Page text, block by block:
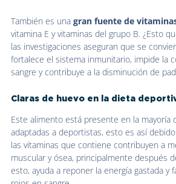
También es una gran fuente de
vitamina E y vitaminas del grupo B. ¿Esto
las investigaciones aseguran que se
fortalece el sistema inmunitario, impide la
sangre y contribuye a la disminución de
Claras de huevo en la dieta
Este alimento está presente en la mayoría
adaptadas a deportistas, esto es así
las vitaminas que contiene contribuyen a
muscular y ósea, principalmente después
esto, ayuda a reponer la energía gastada y